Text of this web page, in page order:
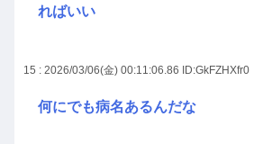
ればいい
15 : 2026/03/06(金) 00:11:06.86 ID:GkFZHXfr0
何にでも病名あるんだな